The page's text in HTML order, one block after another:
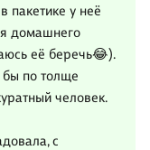
пакетике у неё
домашнего
её беречь😂).
бы по толще
человек.
с